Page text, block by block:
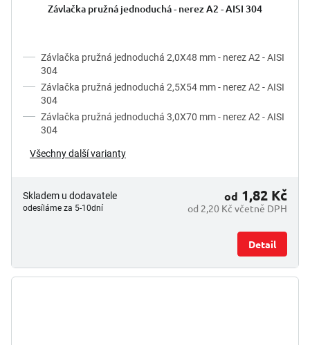
Závlačka pružná jednoduchá - nerez A2 - AISI 304
Závlačka pružná jednoduchá 2,0X48 mm - nerez A2 - AISI
304
Závlačka pružná jednoduchá 2,5X54 mm - nerez A2 - AISI
304
Závlačka pružná jednoduchá 3,0X70 mm - nerez A2 - AISI
304
Všechny další varianty
Skladem u dodavatele
odesíláme za 5-10dní od 2,20 Kč včetně DPH
od 1,82 Kč
Detail